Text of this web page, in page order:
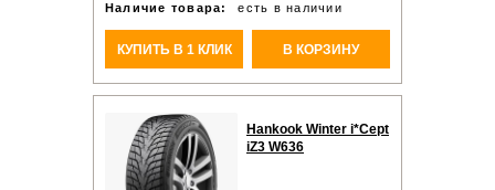
Наличие товара:
есть в наличии
КУПИТЬ В 1 КЛИК В КОРЗИНУ
Hankook Winter i*Cept
iZ3 W636